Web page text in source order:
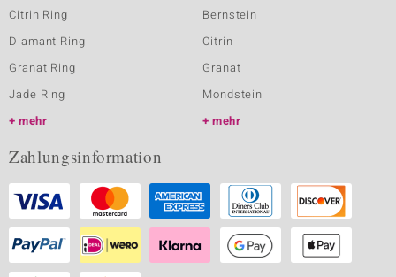
Citrin Ring
Diamant Ring
Granat Ring
Jade Ring
mehr
Bernstein
Citrin
Granat
Mondstein
mehr
Zahlungsinformation